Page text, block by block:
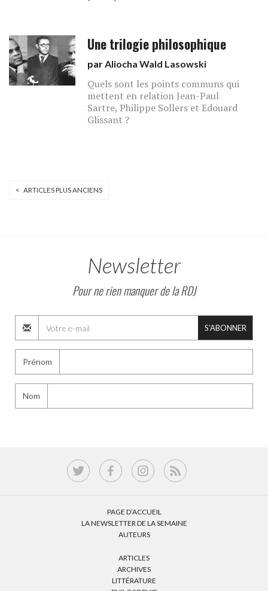
Une trilogie philosophique
parAliocha Wald Lasowski
Quels sont les points communs qui
mettent en relation Jean-Paul
Sartre, Philippe Sollers et Edouard
Glissant ?
< ARTICLES PLUS ANCIENS
Newsletter
Pour ne rien manquer de la RDJ
S'ABONNER
Prénom
Nom
PAGE D’ACCUEIL
LA NEWSLETTER DE LA SEMAINE
AUTEURS
ARTICLES
ARCHIVES
LITTÉRATURE